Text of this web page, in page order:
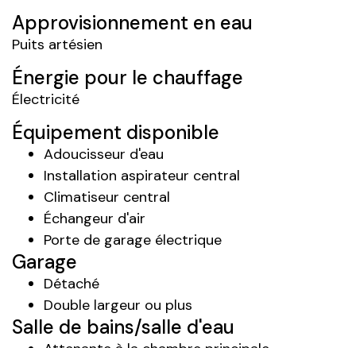
Approvisionnement en eau
Puits artésien
Énergie pour le chauffage
Électricité
Équipement disponible
Adoucisseur d'eau
Installation aspirateur central
Climatiseur central
Échangeur d'air
Porte de garage électrique
Garage
Détaché
Double largeur ou plus
Salle de bains/salle d'eau